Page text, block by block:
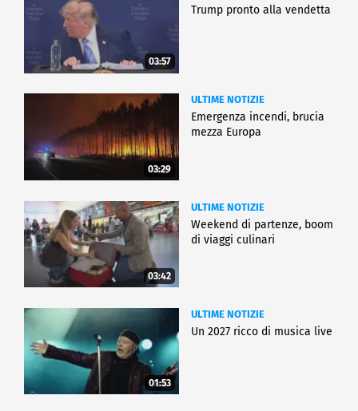
03:57
Trump pronto alla vendetta
03:29
ULTIME NOTIZIE
Emergenza incendi, brucia
mezza Europa
03:42
ULTIME NOTIZIE
Weekend di partenze, boom
di viaggi culinari
01:53
ULTIME NOTIZIE
Un 2027 ricco di musica live